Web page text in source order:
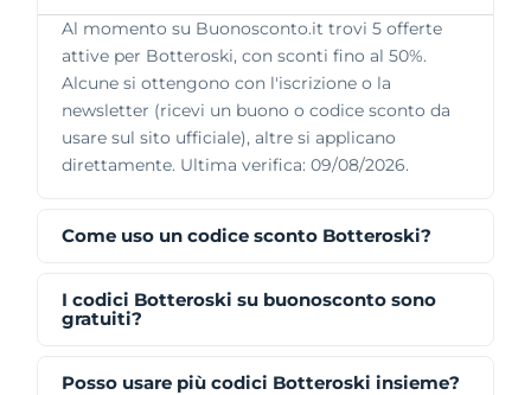
Al momento su Buonosconto.it trovi 5 offerte
attive per Botteroski, con sconti fino al 50%.
Alcune si ottengono con l'iscrizione o la
newsletter (ricevi un buono o codice sconto da
usare sul sito ufficiale), altre si applicano
direttamente. Ultima verifica: 09/08/2026.
Come uso un codice sconto Botteroski?
I codici Botteroski su buonosconto sono
gratuiti?
Posso usare più codici Botteroski insieme?